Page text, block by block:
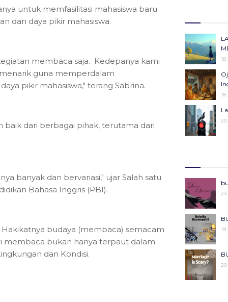
untuk memfasilitasi mahasiswa baru
dan daya pikir mahasiswa.
membaca saja. Kedepanya kami
guna memperdalam
pikir mahasiswa," terang Sabrina.
baik dari berbagai pihak, terutama dari
banyak dan bervariasi," ujar Salah satu
Bahasa Inggris (PBI).
budaya (membaca) semacam
membaca bukan hanya terpaut dalam
dan Kondisi.
13
27
27
18
18
22
18
19